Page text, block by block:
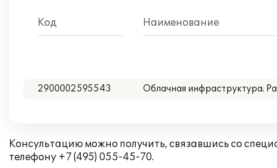
Код Наименование
2900002595543 Облачная инфраструктура.
Консультацию можно получить, связавшись со
телефону +7 (495) 055-45-70.